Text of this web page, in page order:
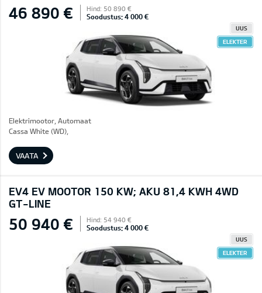
46 890 € Hind: 50 890 €
Soodustus: 4 000 €
UUS
ELEKTER
Elektrimootor, Automaat
Cassa White (WD),
VAATA
EV4 EV MOOTOR 150 KW; AKU 81,4 KWH 4WD
GT-LINE
50 940 € Hind: 54 940 €
Soodustus: 4 000 €
UUS
ELEKTER